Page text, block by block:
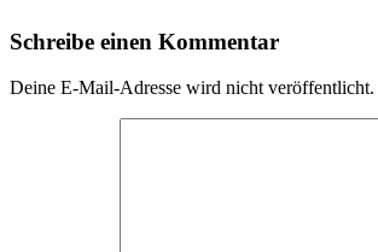
Schreibe einen Kommentar
Deine E-Mail-Adresse wird nicht veröffentlicht.